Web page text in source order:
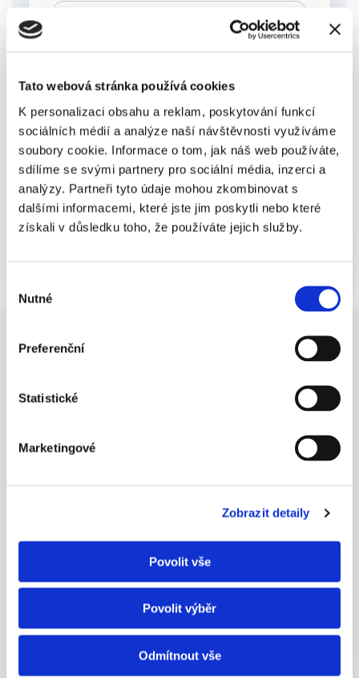
Tato webová stránka používá cookies
K personalizaci obsahu a reklam, poskytování funkcí
sociálních médií a analýze naší návštěvnosti využíváme
soubory cookie. Informace o tom, jak náš web používáte,
sdílíme se svými partnery pro sociální média, inzerci a
analýzy. Partneři tyto údaje mohou zkombinovat s
dalšími informacemi, které jste jim poskytli nebo které
získali v důsledku toho, že používáte jejich služby.
souhlasu
Nutné
Preferenční
Statistické
Marketingové
Zobrazit detaily
Povolit vše
Povolit výběr
Odmítnout vše
Odesláním formuláře beru na vědomí, že mé
osobní údaje budou zpracovávány k vyřízení
mé poptávky. Více informací o zpracování
osobních údajů a souvisejících právech je
dostupnézde.
Články
a firemních procesů je naše téma.
Píšeme o tom, jak se posunout od papírů
Zobrazit všechny články